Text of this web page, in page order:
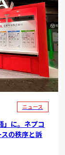
ニュース
」に。ネプコ
の秩序と訴